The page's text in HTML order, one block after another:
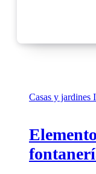
Casas y jardines